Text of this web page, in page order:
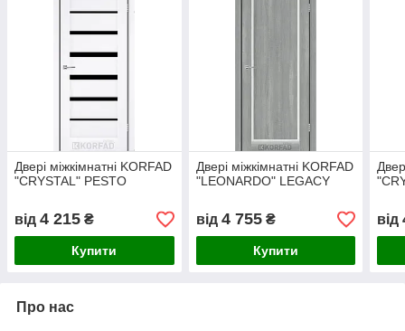
Двері міжкімнатні KORFAD
"CRYSTAL" PESTO
від 4 215 ₴
Купити
Двері міжкімнатні KORFAD
"LEONARDO" LEGACY
від 4 755₴
Купити
від
Про нас